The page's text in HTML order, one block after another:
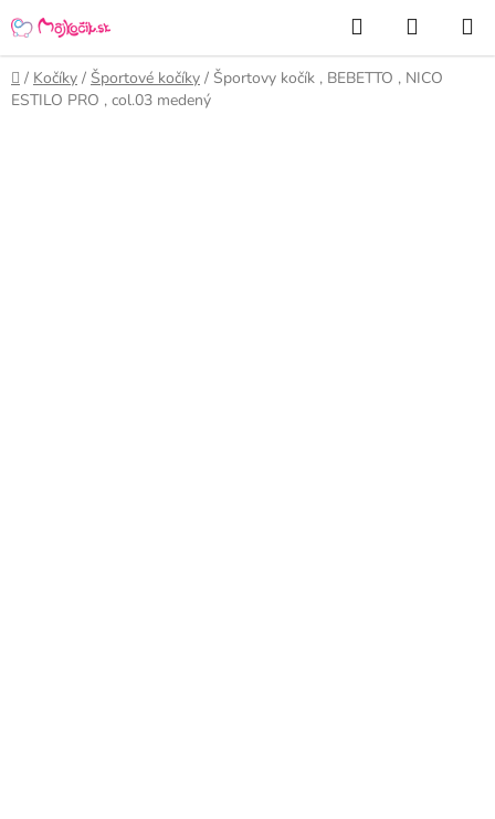
na
obsah
Hľadať
KOŠÍK
Domov
/ Kočíky / Športové kočíky / Športovy kočík , BEBETTO , NICO
ESTILO PRO , col.03 medený